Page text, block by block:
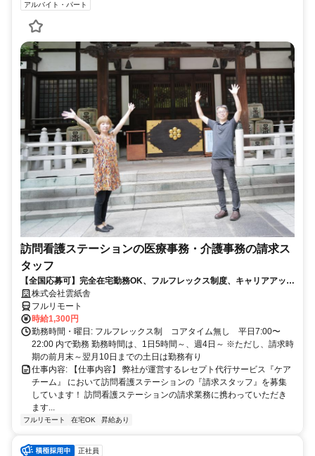
アルバイト・パート
訪問看護ステーションの医療事務・介護事務の請求ス
タッフ
【全国応募可】完全在宅勤務OK、フルフレックス制度、キャリアアップ
可のお仕事です！
株式会社雲紙舎
フルリモート
時給1,300円
勤務時間・曜日: フルフレックス制 コアタイム無し 平日7:00〜
22:00 内で勤務 勤務時間は、1日5時間～、週4日～ ※ただし、請求時
期の前月末～翌月10日までの土日は勤務有り
仕事内容: 【仕事内容】 弊社が運営するレセプト代行サービス『ケア
チーム』 において訪問看護ステーションの『請求スタッフ』を募集
しています！ 訪問看護ステーションの請求業務に携わっていただき
ます...
フルリモート 在宅OK 昇給あり
正社員